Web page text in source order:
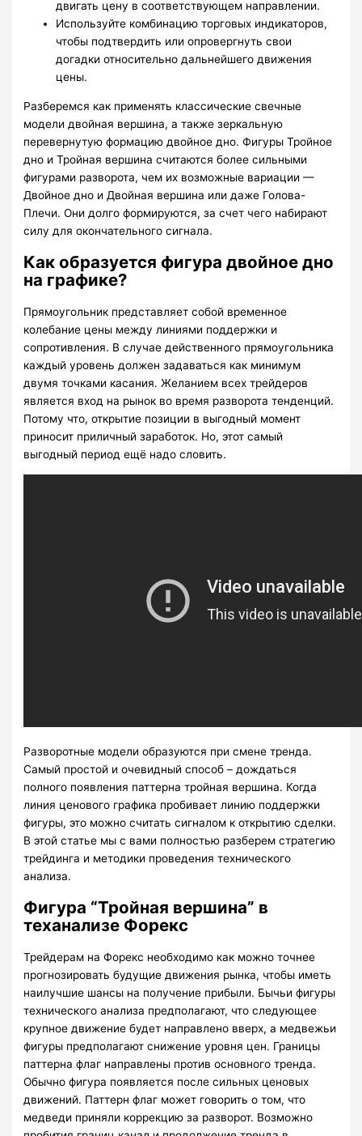
двигать цену в соответствующем направлении.
Используйте комбинацию торговых индикаторов,
чтобы подтвердить или опровергнуть свои
догадки относительно дальнейшего движения
цены.
Разберемся как применять классические свечные
модели двойная вершина, а также зеркальную
перевернутую формацию двойное дно. Фигуры Тройное
дно и Тройная вершина считаются более сильными
фигурами разворота, чем их возможные вариации —
Двойное дно и Двойная вершина или даже Голова-
Плечи. Они долго формируются, за счет чего набирают
силу для окончательного сигнала.
Как образуется фигура двойное дно
на графике?
Прямоугольник представляет собой временное
колебание цены между линиями поддержки и
сопротивления. В случае действенного прямоугольника
каждый уровень должен задаваться как минимум
двумя точками касания. Желанием всех трейдеров
является вход на рынок во время разворота тенденций.
Потому что, открытие позиции в выгодный момент
приносит приличный заработок. Но, этот самый
выгодный период ещё надо словить.
Разворотные модели образуются при смене тренда.
Самый простой и очевидный способ – дождаться
полного появления паттерна тройная вершина. Когда
линия ценового графика пробивает линию поддержки
фигуры, это можно считать сигналом к открытию сделки.
В этой статье мы с вами полностью разберем стратегию
трейдинга и методики проведения технического
анализа.
Фигура “Тройная вершина” в
теханализе Форекс
Трейдерам на Форекс необходимо как можно точнее
прогнозировать будущие движения рынка, чтобы иметь
наилучшие шансы на получение прибыли. Бычьи фигуры
технического анализа предполагают, что следующее
крупное движение будет направлено вверх, а медвежьи
фигуры предполагают снижение уровня цен. Границы
паттерна флаг направлены против основного тренда.
Обычно фигура появляется после сильных ценовых
движений. Паттерн флаг может говорить о том, что
медведи приняли коррекцию за разворот. Возможно